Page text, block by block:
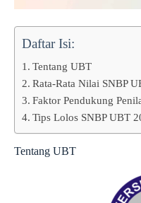
Daftar Isi:
Tentang UBT
Rata-Rata Nilai SNBP
Faktor Pendukung
Tips Lolos SNBP UBT
Tentang UBT